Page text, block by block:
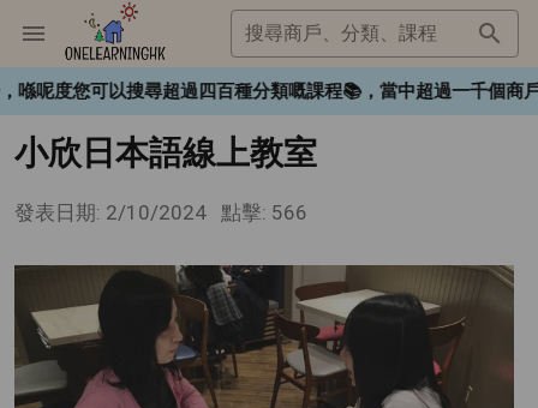
搜尋商戶、分類、課程
度您可以搜尋超過四百種分類嘅課程📚，當中超過一千個商戶/
小欣日本語線上教室
發表日期: 2/10/2024 點擊: 566